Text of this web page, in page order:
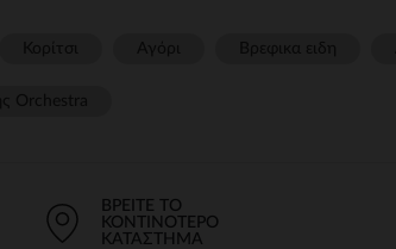
ΒΡΕΊΤΕ ΤΟ
ΚΟΝΤΙΝΌΤΕΡΟ
ΚΑΤΆΣΤΗΜΑ